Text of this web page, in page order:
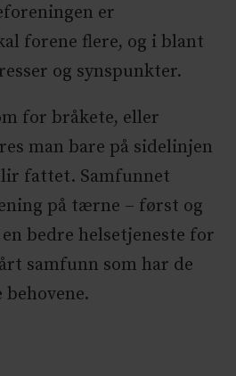
er
forene flere, og i blant
og synspunkter.
for bråkete, eller
man bare på sidelinjen
fattet. Samfunnet
på tærne – først og
bedre helsetjeneste for
samfunn som har de